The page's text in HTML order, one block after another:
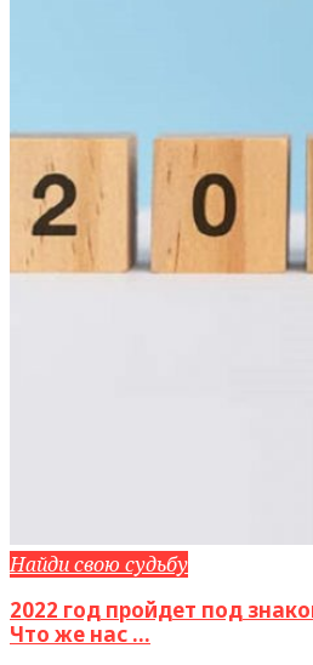
Найди свою судьбу
2022 год пройдет под
Что же нас ...